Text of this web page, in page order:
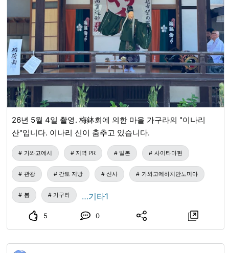
26년 5월 4일 촬영. 梅鉢회에 의한 마을 가구라의 "이나리
산"입니다. 이나리 신이 춤추고 있습니다.
가와고에시 지역 PR 일본 사이타마현
관광 간토 지방 신사 가와고에하치만노미야
봄 가구라 …기타1
5 0